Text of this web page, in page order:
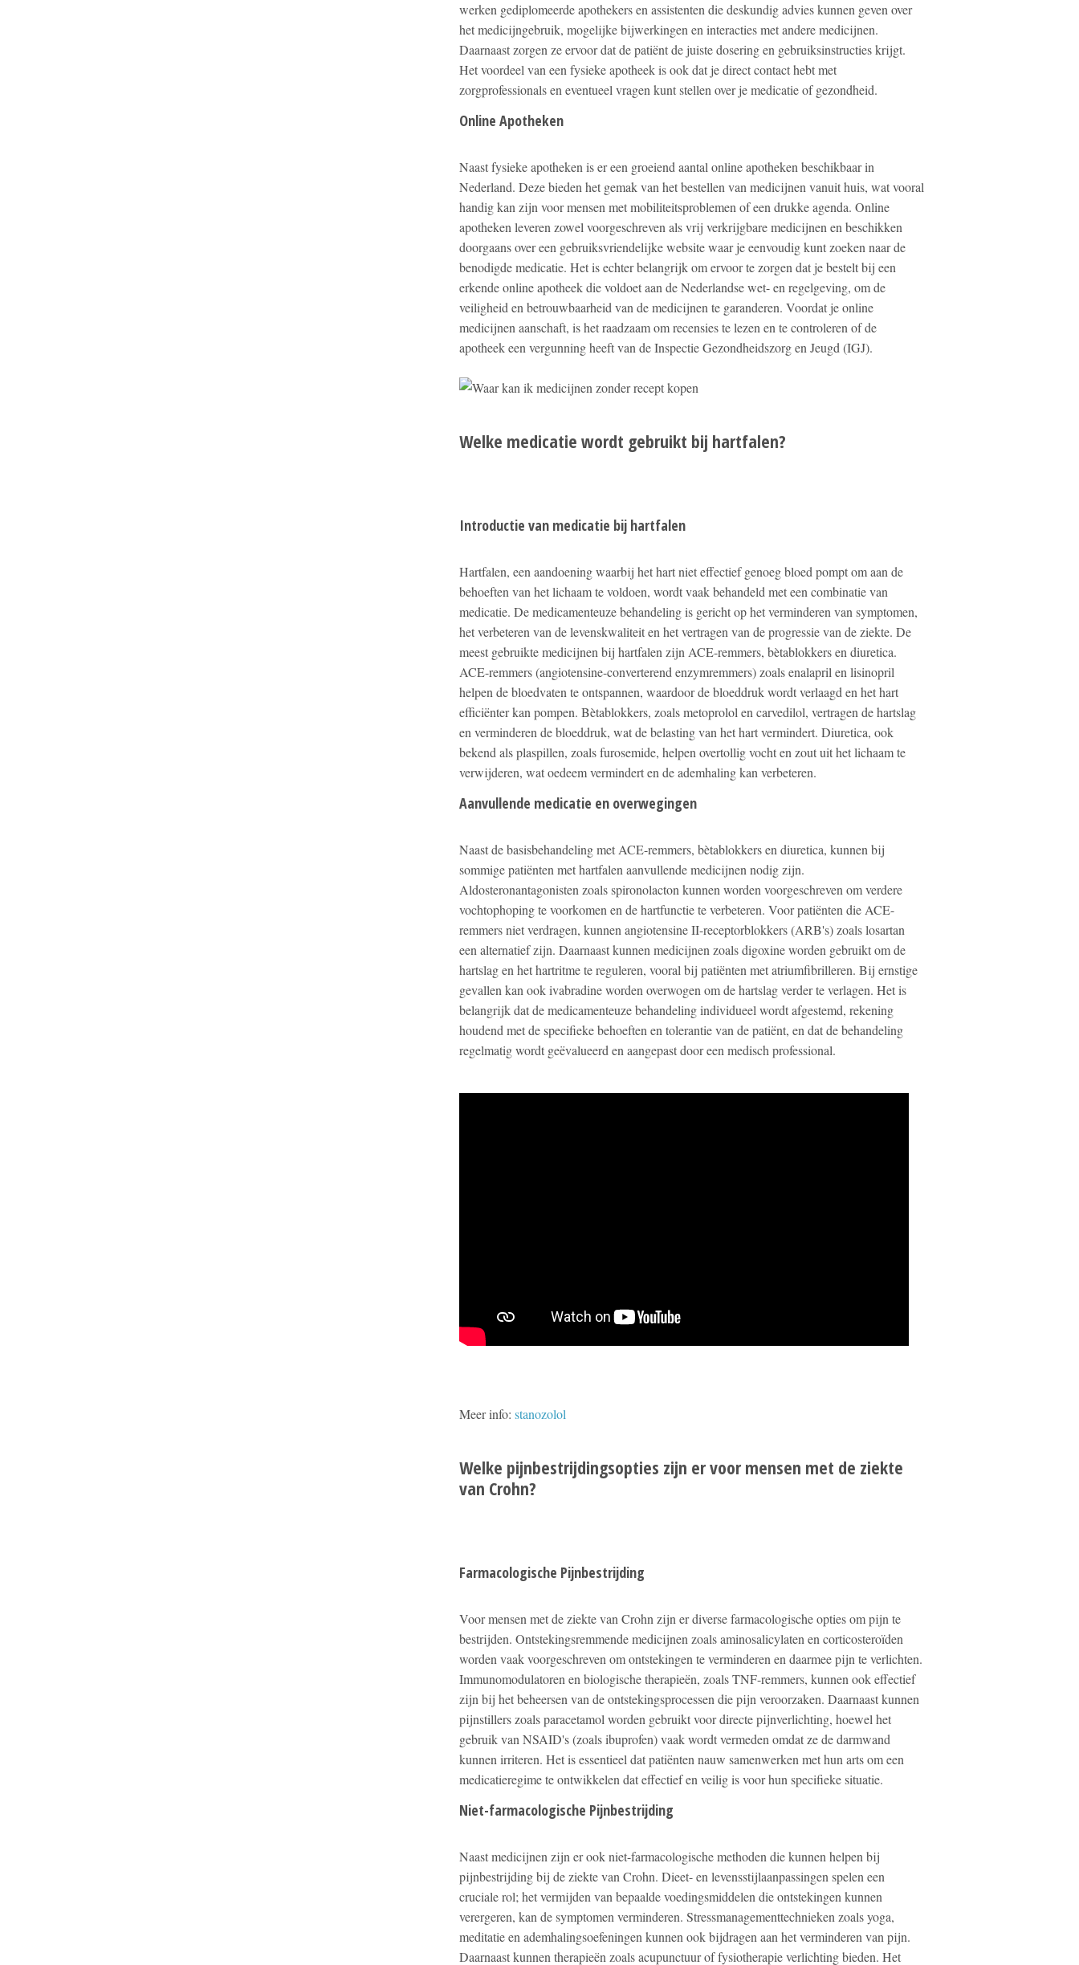
werken gediplomeerde apothekers en assistenten die deskundig advies kunnen geven over
het medicijngebruik, mogelijke bijwerkingen en interacties met andere medicijnen.
Daarnaast zorgen ze ervoor dat de patiënt de juiste dosering en gebruiksinstructies krijgt.
Het voordeel van een fysieke apotheek is ook dat je direct contact hebt met
zorgprofessionals en eventueel vragen kunt stellen over je medicatie of gezondheid.
Online Apotheken
Naast fysieke apotheken is er een groeiend aantal online apotheken beschikbaar in
Nederland. Deze bieden het gemak van het bestellen van medicijnen vanuit huis, wat vooral
handig kan zijn voor mensen met mobiliteitsproblemen of een drukke agenda. Online
apotheken leveren zowel voorgeschreven als vrij verkrijgbare medicijnen en beschikken
doorgaans over een gebruiksvriendelijke website waar je eenvoudig kunt zoeken naar de
benodigde medicatie. Het is echter belangrijk om ervoor te zorgen dat je bestelt bij een
erkende online apotheek die voldoet aan de Nederlandse wet- en regelgeving, om de
veiligheid en betrouwbaarheid van de medicijnen te garanderen. Voordat je online
medicijnen aanschaft, is het raadzaam om recensies te lezen en te controleren of de
apotheek een vergunning heeft van de Inspectie Gezondheidszorg en Jeugd (IGJ).
Welke medicatie wordt gebruikt bij hartfalen?
Introductie van medicatie bij hartfalen
Hartfalen, een aandoening waarbij het hart niet effectief genoeg bloed pompt om aan de
behoeften van het lichaam te voldoen, wordt vaak behandeld met een combinatie van
medicatie. De medicamenteuze behandeling is gericht op het verminderen van symptomen,
het verbeteren van de levenskwaliteit en het vertragen van de progressie van de ziekte. De
meest gebruikte medicijnen bij hartfalen zijn ACE-remmers, bètablokkers en diuretica.
ACE-remmers (angiotensine-converterend enzymremmers) zoals enalapril en lisinopril
helpen de bloedvaten te ontspannen, waardoor de bloeddruk wordt verlaagd en het hart
efficiënter kan pompen. Bètablokkers, zoals metoprolol en carvedilol, vertragen de hartslag
en verminderen de bloeddruk, wat de belasting van het hart vermindert. Diuretica, ook
bekend als plaspillen, zoals furosemide, helpen overtollig vocht en zout uit het lichaam te
verwijderen, wat oedeem vermindert en de ademhaling kan verbeteren.
Aanvullende medicatie en overwegingen
Naast de basisbehandeling met ACE-remmers, bètablokkers en diuretica, kunnen bij
sommige patiënten met hartfalen aanvullende medicijnen nodig zijn.
Aldosteronantagonisten zoals spironolacton kunnen worden voorgeschreven om verdere
vochtophoping te voorkomen en de hartfunctie te verbeteren. Voor patiënten die ACE-
remmers niet verdragen, kunnen angiotensine II-receptorblokkers (ARB's) zoals losartan
een alternatief zijn. Daarnaast kunnen medicijnen zoals digoxine worden gebruikt om de
hartslag en het hartritme te reguleren, vooral bij patiënten met atriumfibrilleren. Bij ernstige
gevallen kan ook ivabradine worden overwogen om de hartslag verder te verlagen. Het is
belangrijk dat de medicamenteuze behandeling individueel wordt afgestemd, rekening
houdend met de specifieke behoeften en tolerantie van de patiënt, en dat de behandeling
regelmatig wordt geëvalueerd en aangepast door een medisch professional.
Meer info: stanozolol
Welke pijnbestrijdingsopties zijn er voor mensen met de ziekte
van Crohn?
Farmacologische Pijnbestrijding
Voor mensen met de ziekte van Crohn zijn er diverse farmacologische opties om pijn te
bestrijden. Ontstekingsremmende medicijnen zoals aminosalicylaten en corticosteroïden
worden vaak voorgeschreven om ontstekingen te verminderen en daarmee pijn te verlichten.
Immunomodulatoren en biologische therapieën, zoals TNF-remmers, kunnen ook effectief
zijn bij het beheersen van de ontstekingsprocessen die pijn veroorzaken. Daarnaast kunnen
pijnstillers zoals paracetamol worden gebruikt voor directe pijnverlichting, hoewel het
gebruik van NSAID's (zoals ibuprofen) vaak wordt vermeden omdat ze de darmwand
kunnen irriteren. Het is essentieel dat patiënten nauw samenwerken met hun arts om een
medicatieregime te ontwikkelen dat effectief en veilig is voor hun specifieke situatie.
Niet-farmacologische Pijnbestrijding
Naast medicijnen zijn er ook niet-farmacologische methoden die kunnen helpen bij
pijnbestrijding bij de ziekte van Crohn. Dieet- en levensstijlaanpassingen spelen een
cruciale rol; het vermijden van bepaalde voedingsmiddelen die ontstekingen kunnen
verergeren, kan de symptomen verminderen. Stressmanagementtechnieken zoals yoga,
meditatie en ademhalingsoefeningen kunnen ook bijdragen aan het verminderen van pijn.
Daarnaast kunnen therapieën zoals acupunctuur of fysiotherapie verlichting bieden. Het